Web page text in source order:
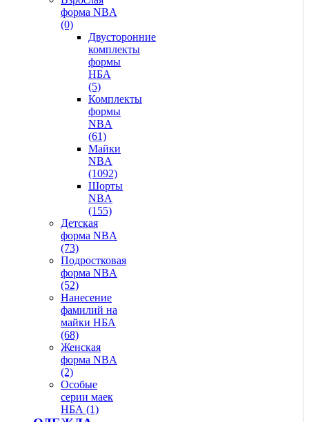
форма NBA
(0)
Двусторонние
комплекты
формы
НБА
(5)
Комплекты
формы
NBA
(61)
Майки
NBA
(1092)
Шорты
NBA
(155)
Детская
форма NBA
(73)
Подростковая
форма NBA
(52)
Нанесение
фамилий на
майки НБА
(68)
Женская
форма NBA
(2)
Особые
серии маек
НБА (1)